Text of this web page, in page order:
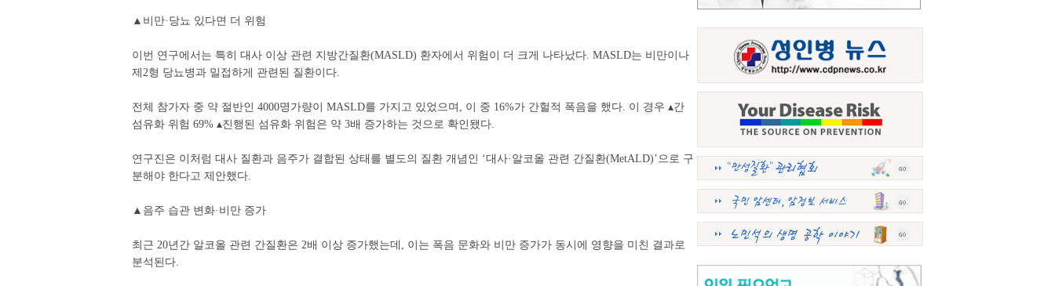
▲비만·당뇨 있다면 더 위험
이번 연구에서는 특히 대사 이상 관련 지방간질환(MASLD) 환자에서 위험이 더 크게 나타났다. MASLD는 비만이나
제2형 당뇨병과 밀접하게 관련된 질환이다.
전체 참가자 중 약 절반인 4000명가량이 MASLD를 가지고 있었으며, 이 중 16%가 간헐적 폭음을 했다. 이 경우 ▴간
섬유화 위험 69% ▴진행된 섬유화 위험은 약 3배 증가하는 것으로 확인됐다.
연구진은 이처럼 대사 질환과 음주가 결합된 상태를 별도의 질환 개념인 ‘대사·알코올 관련 간질환(MetALD)’으로 구
분해야 한다고 제안했다.
▲음주 습관 변화·비만 증가
최근 20년간 알코올 관련 간질환은 2배 이상 증가했는데, 이는 폭음 문화와 비만 증가가 동시에 영향을 미친 결과로
분석된다.